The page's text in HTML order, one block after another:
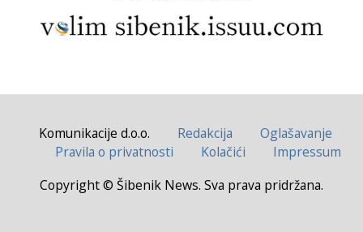
Komunikacije d.o.o. Redakcija
Oglašavanje
Pravila o privatnosti
Kolačići
Impressum
Copyright © Šibenik News. Sva prava pridržana.